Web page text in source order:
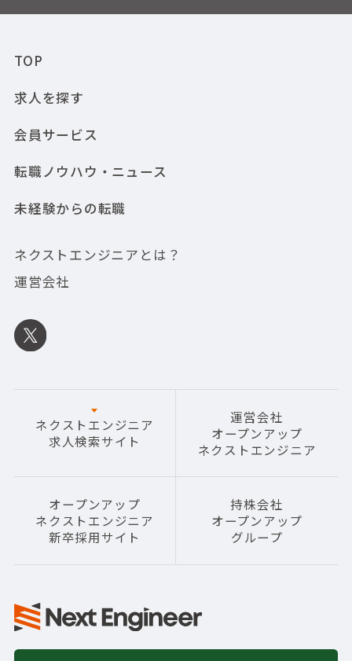
TOP
求人を探す
会員サービス
転職ノウハウ・ニュース
未経験からの転職
ネクストエンジニアとは？
運営会社
ネクストエンジニア
求人検索サイト
運営会社
オープンアップ
ネクストエンジニア
オープンアップ
ネクストエンジニア
新卒採用サイト
持株会社
オープンアップ
グループ